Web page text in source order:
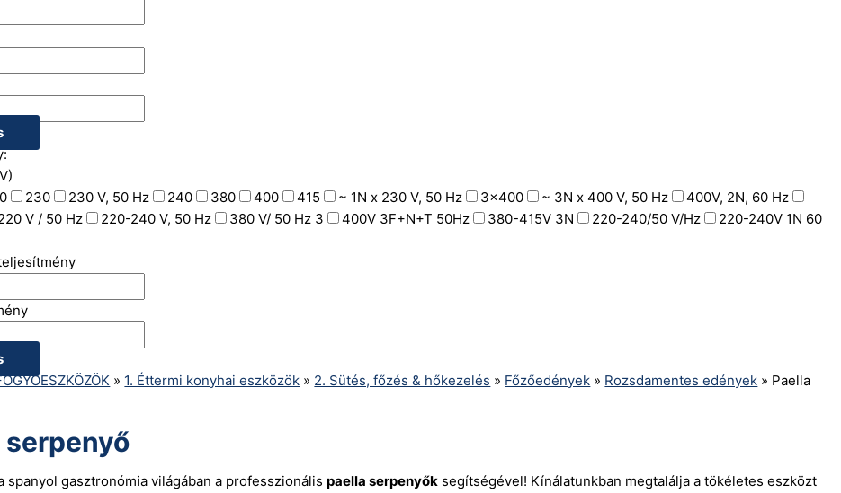
230 230 V, 50 Hz 240 380 400 415 ~ 1N x 230 V, 50 Hz 3x400 ~ 3N x 400 V, 50 Hz
400V, 2N, 60 Hz
V / 50 Hz 220-240 V, 50 Hz 380 V/ 50 Hz 3 400V 3F+N+T 50Hz 380-415V 3N 220-240/50 V/Hz
220-240V 1N 60
» 1. Éttermi konyhai eszközök » 2. Sütés, főzés & hőkezelés » Főzőedények » Rozsdamentes edények » Paella
serpenyő
spanyol gasztronómia világában a professzionálispaella serpenyők segítségével! Kínálatunkban megtalálja a tökéletes eszközt